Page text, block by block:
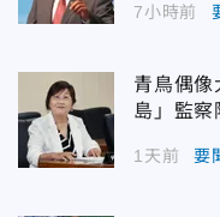
7小時前
青鳥偶像
島」監察
1天前 要